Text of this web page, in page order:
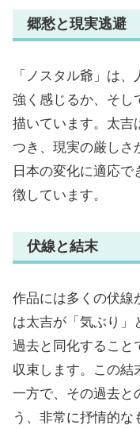
郷愁と現実逃避
「ノスタル爺」は
強く感じるか、そし
描いています。太吉
つき、現実の厳しさ
日本の変化に適応
徴しています。
伏線と結末
作品には多くの伏線
は太吉が「気ぶり」
過去と同化すること
収束します。この結
一方で、その過去と
う、非常に抒情的な